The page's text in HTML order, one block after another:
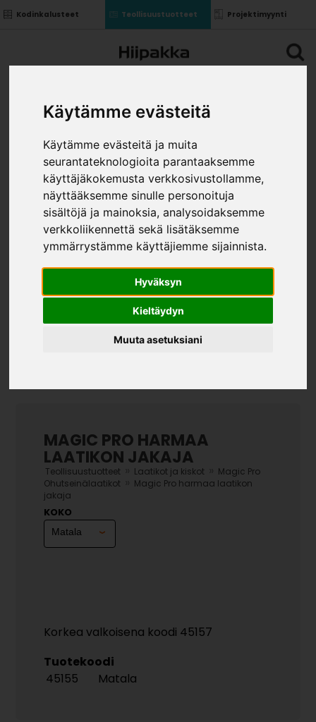
Käytämme evästeitä
Käytämme evästeitä ja muita
seurantateknologioita parantaaksemme
käyttäjäkokemusta verkkosivustollamme,
näyttääksemme sinulle personoituja
sisältöjä ja mainoksia, analysoidaksemme
verkkoliikennettä sekä lisätäksemme
ymmärrystämme käyttäjiemme sijainnista.
Hyväksyn
Kieltäydyn
Muuta asetuksiani
Kodinkalusteet Teollisuustuotteet Projektimyynti
MAGIC PRO HARMAA
LAATIKON JAKAJA
Teollisuustuotteet Laatikot ja kiskot
Magic Pro
Ohutseinälaatikot
Magic Pro harmaa laatikon
jakaja
KOKO
Korkea valkoisena koodi 45157
Tuotekoodi
45155
Matala